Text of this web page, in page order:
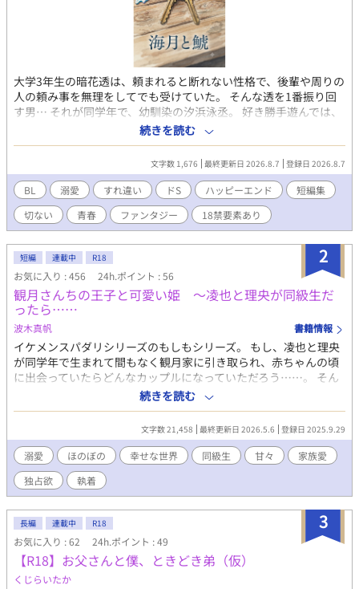
大学3年生の暗花透は、頼まれると断れない性格で、後輩や周りの
人の頼み事を無理をしてでも受けていた。 そんな透を1番振り回
す男… それが同学年で、幼馴染の汐浜泳丞。 好き勝手遊んでは、
いつも透に迷惑をかけていた。 女遊びが大好きな泳丞に振り回さ
れる透は、うんざりしながらも、断れず付き合っていた。 なぜな
ら、透は昔から泳丞に思いを寄せていてー… 色んなシリーズをま
とめた BL短編集。
続きを読む
文字数 1,676 最終更新日 2026.8.7 登録日 2026.8.7
BL 溺愛 すれ違い ドS ハッピーエンド
短編集
切ない
青春 ファンタジー 18禁要素あり
2
短編 連載中 R18
お気に入り : 456 24h.ポイント : 56
観月さんちの王子と可愛い姫 〜凌也と理央が同級生だ
ったら……
波木真帆 書籍情報
イケメンスパダリシリーズのもしもシリーズ。 もし、凌也と理央
が同学年で生まれて間もなく観月家に引き取られ、赤ちゃんの頃
に出会っていたらどんなカップルになっていただろう……。 そん
な妄想が溢れて書いてしまいました。 一話だけのお遊びのはずで
したが、ベビちゃんたちが可愛くてついお話が増えてしまい、こ
れからも増えそうな気がするので独立させてみました。 これで生
まれたてじゃなく幼稚園や小学生時代の二人の様子も書けるか
な〜なんて目論んでいます。 本編シリーズがR18のため、こちら
も念の為つけています。 こちらにR18のお話を投稿するのは成長
してからになりますのでしばらくはありません。 本編をご存知の
方に向けての完全お遊びですので、本編を未読の方はぜひ本編も
合わせてご覧いただければ嬉しいです。
続きを読む
文字数 21,458 最終更新日 2026.5.6 登録日 2025.9.29
溺愛 ほのぼの 幸せな世界 同級生 甘々
家族愛
独占欲
執着
3
長編 連載中 R18
お気に入り : 62 24h.ポイント : 49
【R18】お父さんと僕、ときどき弟（仮）
くじらいたか